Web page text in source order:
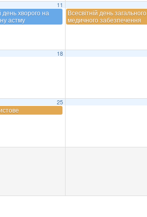
11
день хворого на
астму
Всесвітній день загального
медичного забезпечення
18
25